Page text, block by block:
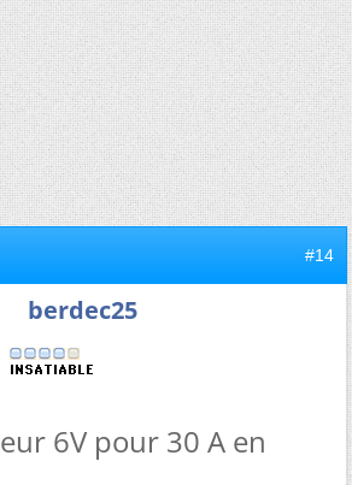
#14
berdec25
6V pour 30 A en